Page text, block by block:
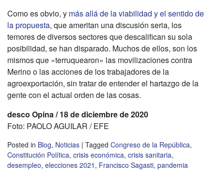
Como es obvio, y más allá de la viabilidad y el sentido de
la propuesta, que ameritan una discusión seria, los
temores de diversos sectores que descalifican su sola
posibilidad, se han disparado. Muchos de ellos, son los
mismos que «terruquearon» las movilizaciones contra
Merino o las acciones de los trabajadores de la
agroexportación, sin tratar de entender el hartazgo de la
gente con el actual orden de las cosas.
desco Opina / 18 de diciembre de 2020
Foto: PAOLO AGUILAR / EFE
Posted in Blog, Noticias | Tagged Congreso de la República,
Constitución Política, crisis económica, crisis sanitaria,
desempleo, elecciones 2021 , Francisco Sagasti, pandemia